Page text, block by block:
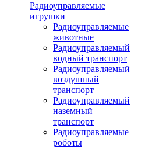
Радиоуправляемые
игрушки
Радиоуправляемые
животные
Радиоуправляемый
водный транспорт
Радиоуправляемый
воздушный
транспорт
Радиоуправляемый
наземный
транспорт
Радиоуправляемые
роботы